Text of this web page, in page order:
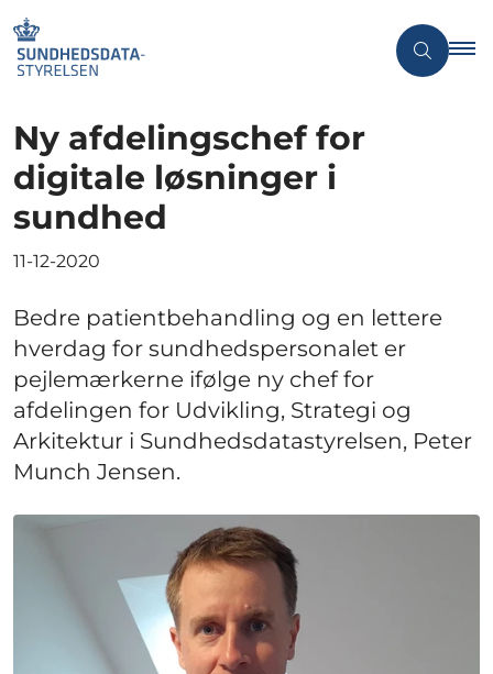
Ny afdelingschef for
digitale løsninger i
sundhed
11-12-2020
Bedre patientbehandling og en lettere
hverdag for sundhedspersonalet er
pejlemærkerne ifølge ny chef for
afdelingen for Udvikling, Strategi og
Arkitektur i Sundhedsdatastyrelsen, Peter
Munch Jensen.